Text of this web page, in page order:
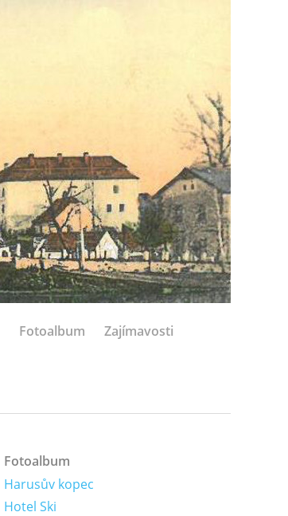
Fotoalbum Zajímavosti
Fotoalbum
Harusův kopec
Hotel Ski